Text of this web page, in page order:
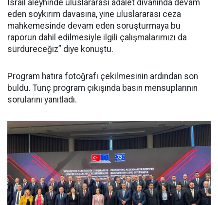
İsrail aleyhinde uluslararası adalet divanında devam
eden soykırım davasına, yine uluslararası ceza
mahkemesinde devam eden soruşturmaya bu
raporun dahil edilmesiyle ilgili çalışmalarımızı da
sürdüreceğiz” diye konuştu.
Program hatıra fotoğrafı çekilmesinin ardından son
buldu. Tunç program çıkışında basın mensuplarının
sorularını yanıtladı.